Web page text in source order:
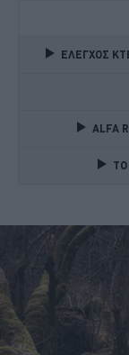
ΕΛΕΓΧΟΣ
ALFA